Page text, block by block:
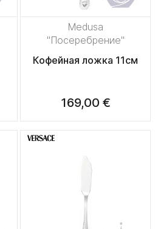
Medusa
"Посеребрение"
Кофейная ложка 11см
169,00 €